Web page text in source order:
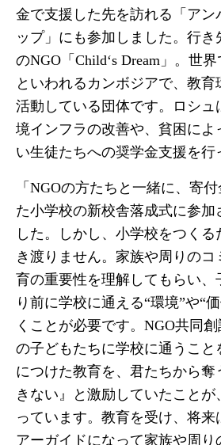
金で支援した先を訪れる「アン
ップ」にも参加しました。行
のNGO「Child‘s Dream」。世
といわれるカンボジアで、教
活動している団体です。ロシュ
境インフラの改善や、貧困によ
い生徒たちへの奨学金支援を行
「NGOの方たちと一緒に、寄
た小学校の新校舎落成式に参加
した。しかし、小学校をつく
き渡りません。家族や周りのコ
育の重要性を理解してもらい、
り前に学校に通える“環境”や“
くことが必要です。NGO共同
の子どもたちに学校に通うこと
につけた教育を、君たちから奪
きない』と激励していたこと
っています。教育を受け、将来
アーガイドになって家族や周り